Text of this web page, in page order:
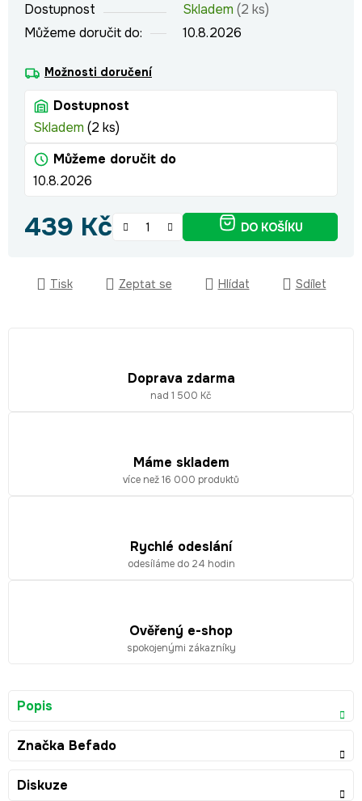
Dostupnost Skladem (2 ks)
Můžeme doručit do:
10.8.2026
Možnosti doručení
Dostupnost
Skladem (2 ks)
Můžeme doručit do
10.8.2026
439 Kč DO KOŠÍKU
Tisk Zeptat se Hlídat Sdílet
Doprava zdarma
nad 1 500 Kč
Máme skladem
více než 16 000 produktů
Rychlé odeslání
odesíláme do 24 hodin
Ověřený e-shop
spokojenými zákazníky
Popis
Značka Befado
Diskuze